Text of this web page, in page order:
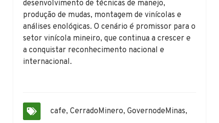
desenvolvimento de técnicas de manejo,
produção de mudas, montagem de vinícolas e
análises enológicas. O cenário é promissor para o
setor vinícola mineiro, que continua a crescer e
a conquistar reconhecimento nacional e
internacional.
cafe,CerradoMinero,GovernodeMinas,